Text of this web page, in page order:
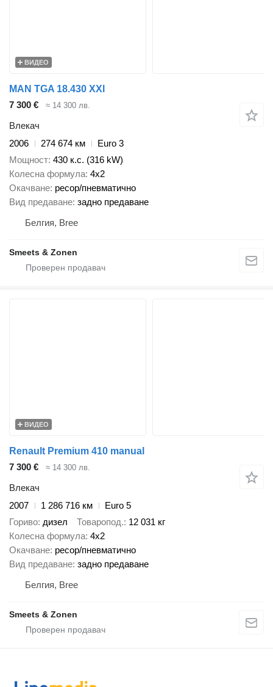
ВИДЕО
MAN TGA 18.430 XXl
7 300 €
≈ 14 300 лв.
Влекач
2006
274 674 км
Euro 3
Мощност 430 к.с. (316 kW)
Колесна формула 4x2
Окачване ресор/пневматично
Вид предаване задно предаване
Белгия, Bree
Smeets & Zonen
ВИДЕО
Renault Premium 410 manual
7 300 €
≈ 14 300 лв.
Влекач
2007
1 286 716 км
Euro 5
Гориво дизел Товаропод. 12 031 кг
Колесна формула 4x2
Окачване ресор/пневматично
Вид предаване задно предаване
Белгия, Bree
Smeets & Zonen